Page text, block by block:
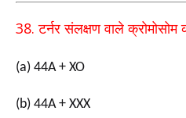
38.टर्नर संलक्षण वाले क्रोमोसोम
(a) 44A + XO
(b) 44A + XXX